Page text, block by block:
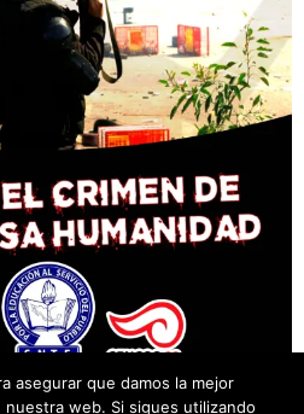
asegurar que damos la mejor
web. Si sigues utilizando